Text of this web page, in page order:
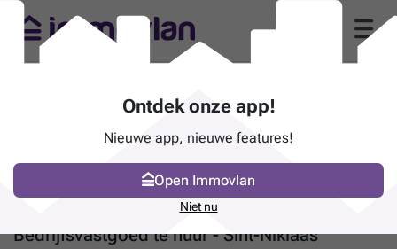
Bedrijfsvastgoed te huur - Sint-Niklaas
Ontdek onze app!
Nieuwe app, nieuwe features!
Open Immovlan
Niet nu